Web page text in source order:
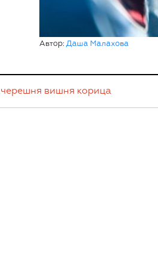
Автор: Даша Малахова
черешня вишня корица